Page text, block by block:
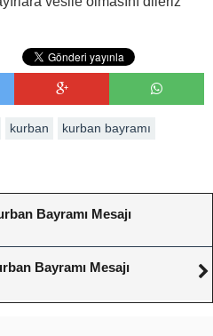
kurban
kurban bayramı
Bayramı Mesajı
Bayramı Mesajı